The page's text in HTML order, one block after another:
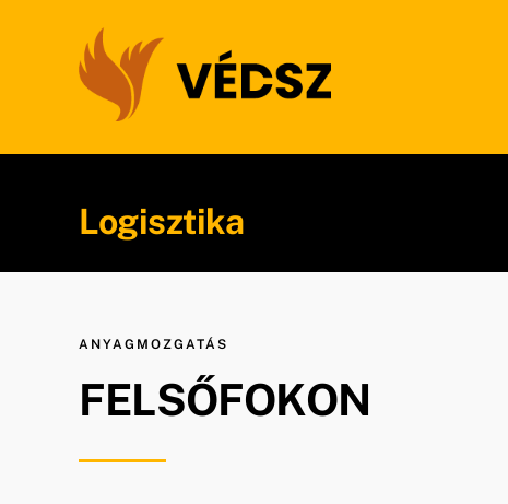
Logisztika
ANYAGMOZGATÁS
FELSŐFOKON